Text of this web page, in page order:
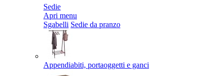
Sedie
Apri menu
Sgabelli Sedie da pranzo
Appendiabiti, portaoggetti e ganci